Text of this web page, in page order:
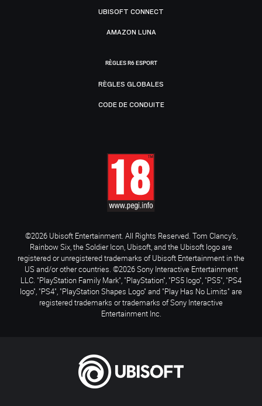
UBISOFT CONNECT
AMAZON LUNA
RÈGLES R6 ESPORT
RÈGLES GLOBALES
CODE DE CONDUITE
©2026 Ubisoft Entertainment. All Rights Reserved. Tom Clancy’s,
Rainbow Six, the Soldier Icon, Ubisoft, and the Ubisoft logo are
registered or unregistered trademarks of Ubisoft Entertainment in the
US and/or other countries. ©2026 Sony Interactive Entertainment
LLC. "PlayStation Family Mark", "PlayStation", "PS5 logo", "PS5", "PS4
logo", "PS4", "PlayStation Shapes Logo" and "Play Has No Limits" are
registered trademarks or trademarks of Sony Interactive
Entertainment Inc.